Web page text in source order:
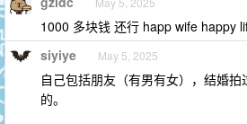
1000 多块钱 还行 happ wife happy
siyiye May 5, 2025
自己包括朋友（有男有女），结婚
的。